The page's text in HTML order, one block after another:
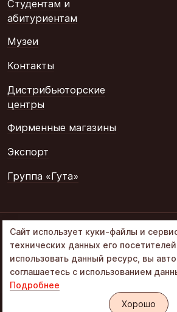
Студентам и
абитуриентам
Музеи
Контакты
Дистрибьюторские
центры
Фирменные магазины
Экспорт
Группа «Гута»
© 2002–2026
«Объединенные
кондитеры» в составе
Политика обработки ПД
Интернет-магазин «Алёнка»
Сайт использует куки-файлы и
технических данных его
использовать данный ресурс, вы
соглашаетесь с использованием
Подробнее
Хорошо